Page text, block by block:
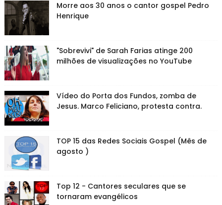
Morre aos 30 anos o cantor gospel Pedro
Henrique
"Sobrevivi" de Sarah Farias atinge 200
milhões de visualizações no YouTube
Vídeo do Porta dos Fundos, zomba de
Jesus. Marco Feliciano, protesta contra.
TOP 15 das Redes Sociais Gospel (Mês de
agosto )
Top 12 - Cantores seculares que se
tornaram evangélicos